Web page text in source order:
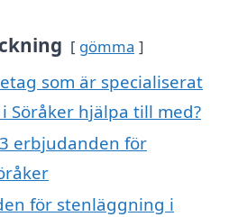
gömma
som är specialiserat
Söråker hjälpa till med?
erbjudanden för
för stenläggning i